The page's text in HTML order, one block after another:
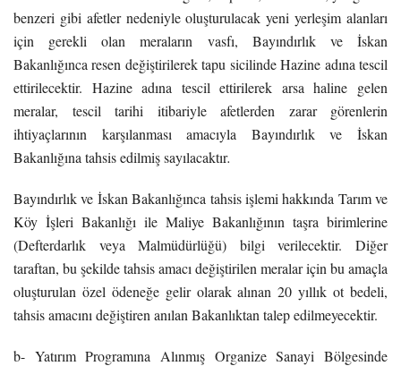
benzeri gibi afetler nedeniyle oluşturulacak yeni yerleşim alanları
için gerekli olan meraların vasfı, Bayındırlık ve İskan
Bakanlığınca resen değiştirilerek tapu sicilinde Hazine adına tescil
ettirilecektir. Hazine adına tescil ettirilerek arsa haline gelen
meralar, tescil tarihi itibariyle afetlerden zarar görenlerin
ihtiyaçlarının karşılanması amacıyla Bayındırlık ve İskan
Bakanlığına tahsis edilmiş sayılacaktır.
Bayındırlık ve İskan Bakanlığınca tahsis işlemi hakkında Tarım ve
Köy İşleri Bakanlığı ile Maliye Bakanlığının taşra birimlerine
(Defterdarlık veya Malmüdürlüğü) bilgi verilecektir. Diğer
taraftan, bu şekilde tahsis amacı değiştirilen meralar için bu amaçla
oluşturulan özel ödeneğe gelir olarak alınan 20 yıllık ot bedeli,
tahsis amacını değiştiren anılan Bakanlıktan talep edilmeyecektir.
b- Yatırım Programına Alınmış Organize Sanayi Bölgesinde